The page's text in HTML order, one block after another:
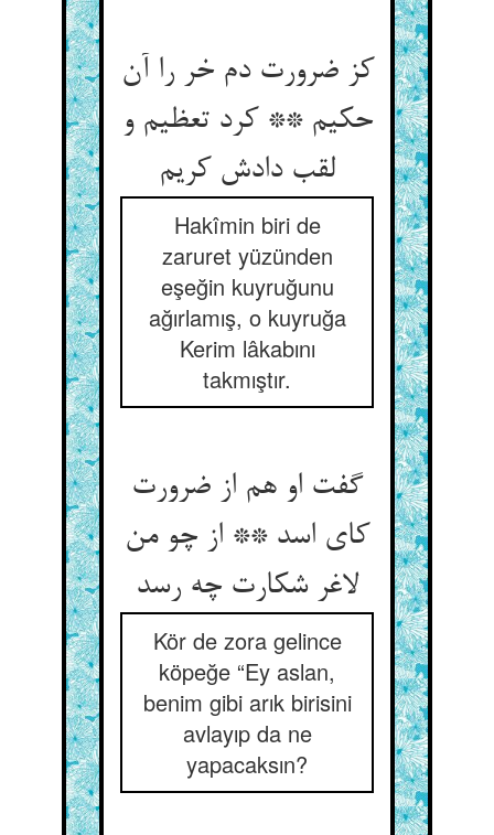
کز ضرورت دم خر را آن
حکیم ** کرد تعظیم و
لقب دادش کریم‏
Hakîmin biri de
zaruret yüzünden
eşeğin kuyruğunu
ağırlamış, o kuyruğa
Kerim lâkabını
takmıştır.
گفت او هم از ضرورت
کای اسد ** از چو من
لاغر شکارت چه رسد
Kör de zora gelince
köpeğe “Ey aslan,
benim gibi arık birisini
avlayıp da ne
yapacaksın?